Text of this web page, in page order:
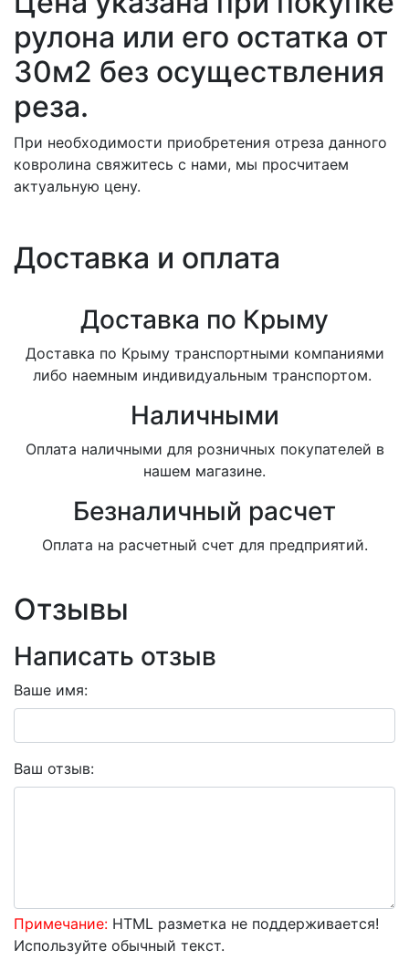
рулона или его остатка от
30м2 без осуществления
реза.
При необходимости приобретения отреза данного
ковролина свяжитесь с нами, мы просчитаем
актуальную цену.
Доставка и оплата
Доставка по Крыму
Доставка по Крыму транспортными компаниями
либо наемным индивидуальным транспортом.
Наличными
Оплата наличными для розничных покупателей в
нашем магазине.
Безналичный расчет
Оплата на расчетный счет для предприятий.
Отзывы
Написать отзыв
Ваше имя:
Ваш отзыв:
Примечание: HTML разметка не поддерживается!
Используйте обычный текст.